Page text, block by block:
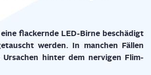
fla­ckern­de LED-Bir­ne beschä­digt
wer­den. In man­chen Fäl­len
Ursa­chen hin­ter dem ner­vi­gen Flim­